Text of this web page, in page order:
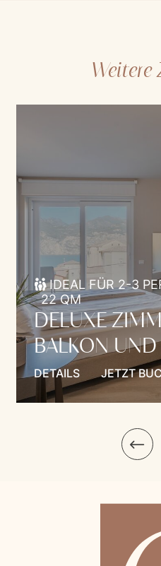
IDEAL FÜR 2-3
22 QM
DELUXE
BALKON UND
DETAILS JETZT